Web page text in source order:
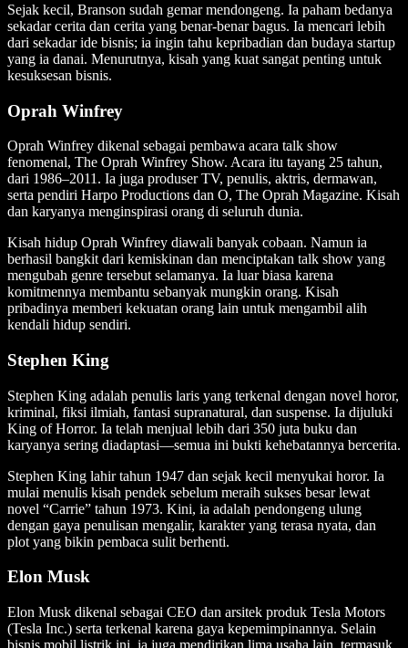
Sejak kecil, Branson sudah gemar mendongeng. Ia paham bedanya
sekadar cerita dan cerita yang benar-benar bagus. Ia mencari lebih
dari sekadar ide bisnis; ia ingin tahu kepribadian dan budaya startup
yang ia danai. Menurutnya, kisah yang kuat sangat penting untuk
kesuksesan bisnis.
Oprah Winfrey
Oprah Winfrey dikenal sebagai pembawa acara talk show
fenomenal, The Oprah Winfrey Show. Acara itu tayang 25 tahun,
dari 1986–2011. Ia juga produser TV, penulis, aktris, dermawan,
serta pendiri Harpo Productions dan O, The Oprah Magazine. Kisah
dan karyanya menginspirasi orang di seluruh dunia.
Kisah hidup Oprah Winfrey diawali banyak cobaan. Namun ia
berhasil bangkit dari kemiskinan dan menciptakan talk show yang
mengubah genre tersebut selamanya. Ia luar biasa karena
komitmennya membantu sebanyak mungkin orang. Kisah
pribadinya memberi kekuatan orang lain untuk mengambil alih
kendali hidup sendiri.
Stephen King
Stephen King adalah penulis laris yang terkenal dengan novel horor,
kriminal, fiksi ilmiah, fantasi supranatural, dan suspense. Ia dijuluki
King of Horror. Ia telah menjual lebih dari 350 juta buku dan
karyanya sering diadaptasi—semua ini bukti kehebatannya bercerita.
Stephen King lahir tahun 1947 dan sejak kecil menyukai horor. Ia
mulai menulis kisah pendek sebelum meraih sukses besar lewat
novel “Carrie” tahun 1973. Kini, ia adalah pendongeng ulung
dengan gaya penulisan mengalir, karakter yang terasa nyata, dan
plot yang bikin pembaca sulit berhenti.
Elon Musk
Elon Musk dikenal sebagai CEO dan arsitek produk Tesla Motors
(Tesla Inc.) serta terkenal karena gaya kepemimpinannya. Selain